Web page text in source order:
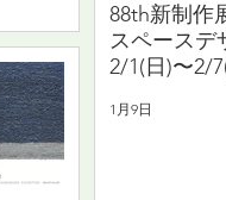
88th新制作
スペース
2/1(日)〜2/
1月9日